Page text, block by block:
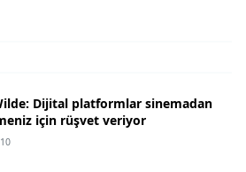
Dijital platformlar sinemadan
için rüşvet veriyor